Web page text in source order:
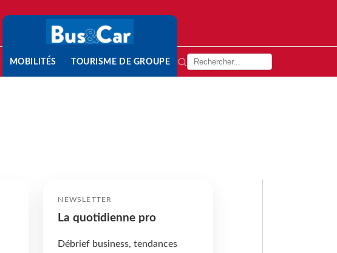
MOBILITÉS TOURISME DE GROUPE
NEWSLETTER
La quotidienne pro
Débrief business, tendances